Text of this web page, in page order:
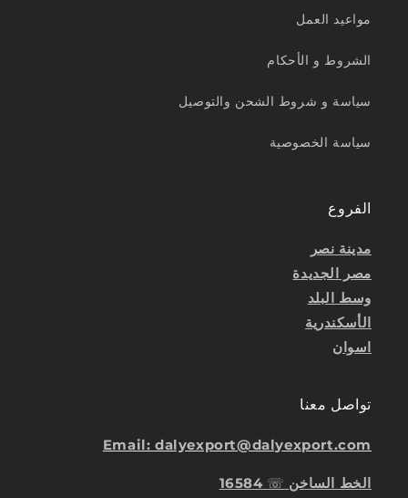
مواعيد العمل
الشروط و الأحكام
سياسة و شروط الشحن والتوصيل
سياسة الخصوصية
الفروع
مدينة نصر
مصر الجديدة
وسط البلد
الأسكندرية
اسوان
تواصل معنا
Email: dalyexport@dalyexport.com
الخط الساخن ☏
16584